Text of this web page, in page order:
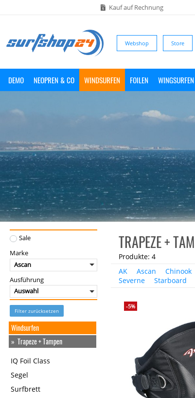
Kauf auf Rechnung
Webshop Store
DEMO NEOPREN & CO WINDSURFEN FOILEN WINGSURFEN
Sale
Marke
Ascan
Ausführung
Auswahl
Filter zurücksetzen
Windsurfen
Trapeze + Tampen
IQ Foil Class
Segel
Surfbrett
TRAPEZE +
Produkte: 4
AK
Ascan Chinook
Severne
Starboard
-5%